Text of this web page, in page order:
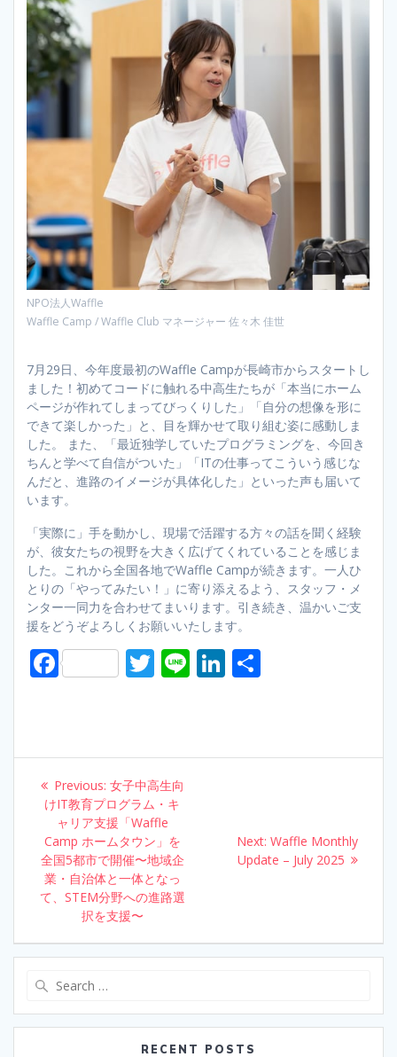
NPO法人Waffle
Waffle Camp / Waffle Club マネージャー 佐々木 佳世
7月29日、今年度最初のWaffle Campが長崎市からスタートし
ました！初めてコードに触れる中高生たちが「本当にホーム
ページが作れてしまってびっくりした」「自分の想像を形に
できて楽しかった」と、目を輝かせて取り組む姿に感動しま
した。 また、「最近独学していたプログラミングを、今回き
ちんと学べて自信がついた」「ITの仕事ってこういう感じな
んだと、進路のイメージが具体化した」といった声も届いて
います。
「実際に」手を動かし、現場で活躍する方々の話を聞く経験
が、彼女たちの視野を大きく広げてくれていることを感じま
した。これから全国各地でWaffle Campが続きます。一人ひ
とりの「やってみたい！」に寄り添えるよう、スタッフ・メ
ンター一同力を合わせてまいります。引き続き、温かいご支
援をどうぞよろしくお願いいたします。
F
b
o
o
k
T
er
Li Li
e e
Post
navigation
Previous: Previous
post:
女子中高生向
けIT教育プログラム・キ
ャリア支援「Waffle
Camp ホームタウン」を
全国5都市で開催〜地域企
業・自治体と一体となっ
て、STEM分野への進路選
択を支援〜
Next: Next
post:
Waffle Monthly
Update – July 2025
RECENT POSTS